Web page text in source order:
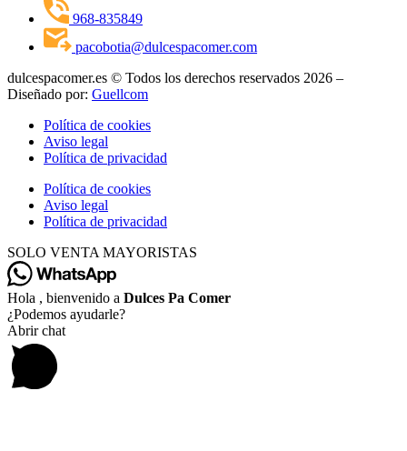
968-835849
pacobotia@dulcespacomer.com
dulcespacomer.es © Todos los derechos reservados 2026 –
Diseñado por: Guellcom
Política de cookies
Aviso legal
Política de privacidad
Política de cookies
Aviso legal
Política de privacidad
SOLO VENTA MAYORISTAS
Hola , bienvenido a Dulces Pa Comer
¿Podemos ayudarle?
Abrir chat